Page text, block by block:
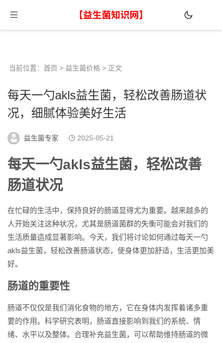
当前位置： 首页 > 益生菌价格 > 正文
每天一勺akls益生菌，轻松改善肠道状
况，细腻体验美好生活
益生菌专家 2025-05-21
每天一勺akls益生菌，轻松改善
肠道状况
在忙碌的生活中，保持良好的肠道显得尤为重要。越来越多的
人开始关注这种状况，尤其是肠道菌群的失衡可能会对我们的
生活质量造成显著影响。今天，我们将讨论如何通过每天一勺
akls益生菌，轻松改善肠道状态，使身体更加舒适，生活更加美
好。
肠道的重要性
肠道不仅仅是我们消化食物的地方，它在身体内发挥着诸多重
要的作用。科学研究表明，肠道直接影响到我们的系统、情
绪、水平以及整体。合理补充益生菌，可以帮助维持肠道的微